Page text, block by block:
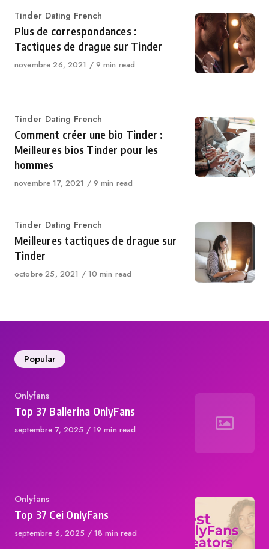
Category
Tinder Dating French
Plus de correspondances :
Tactiques de drague sur Tinder
Published
novembre 26, 2021 9 min read
Category
Tinder Dating French
Comment créer une bio Tinder :
Meilleures bios Tinder pour les
hommes
Published
novembre 17, 2021 9 min read
Category
Tinder Dating French
Meilleures tactiques de drague sur
Tinder
Published
octobre 25, 2021 10 min read
Popular
Category
Onlyfans
Top 37 Ballerina OnlyFans
Published
septembre 7, 2025 19 min read
Category
Onlyfans
Top 37 Cei OnlyFans
Published
septembre 6, 2025 18 min read